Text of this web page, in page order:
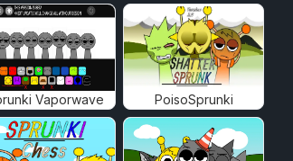
Vaporwave PoisoSprunki